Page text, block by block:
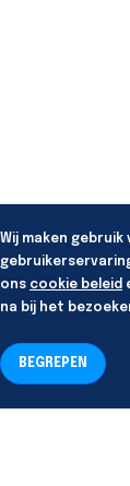
Wij maken
ons cookie beleid
na bij het
BEGREPEN